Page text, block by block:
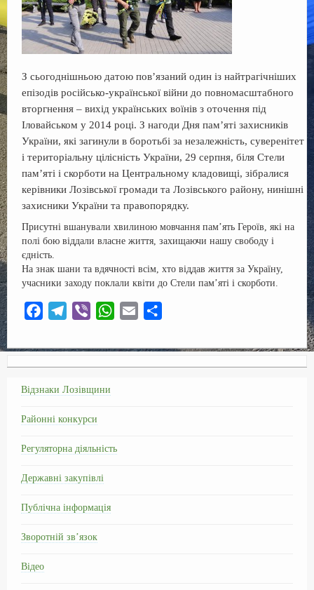
f
З сьогоднішньою датою пов’язаний один із найтрагічніших
епізодів російсько-української війни до повномасштабного
вторгнення – вихід українських воїнів з оточення під
Іловайськом у 2014 році. З нагоди Дня пам’яті захисників
України, які загинули в боротьбі за незалежність, суверенітет
і територіальну цілісність України, 29 серпня, біля Стели
памʼяті і скорботи на Центральному кладовищі, зібралися
керівники Лозівської громади та Лозівського району, нинішні
захисники України та правопорядку.
Присутні вшанували хвилиною мовчання пам’ять Героїв, які на
полі бою віддали власне життя, захищаючи нашу свободу і
єдність.
На знак шани та вдячності всім, хто віддав життя за Україну,
учасники заходу поклали квіти до Стели памʼяті і скорботи.
c
e
o
l
e
g
a
b
e
W
a
t
a
i
п
р
Відзнаки Лозівщини
Районні конкурси
Регуляторна діяльність
Державні закупівлі
Публічна інформація
Зворотній зв’язок
Відео